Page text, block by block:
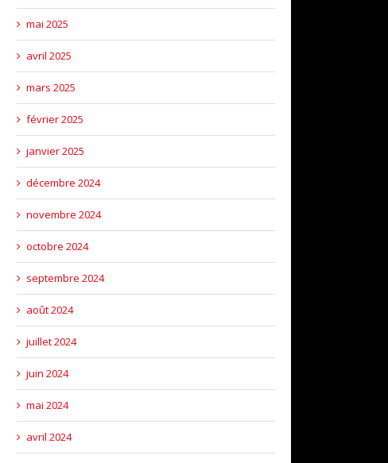
mai 2025
avril 2025
mars 2025
février 2025
janvier 2025
décembre 2024
novembre 2024
octobre 2024
septembre 2024
août 2024
juillet 2024
juin 2024
mai 2024
avril 2024